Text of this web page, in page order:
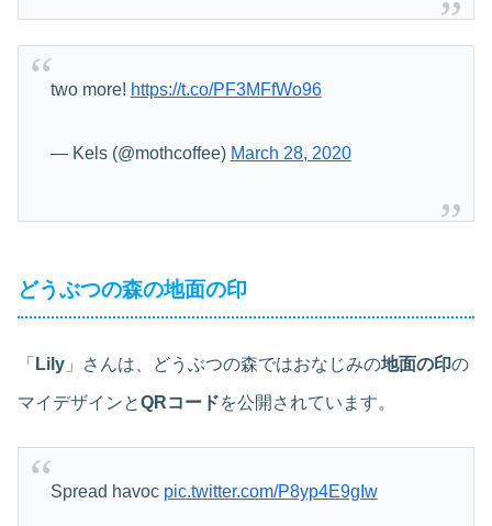
two more! https://t.co/PF3MFfWo96
— Kels (@mothcoffee) March 28, 2020
どうぶつの森の地面の印
「 Lily 」さんは、どうぶつの森ではおなじみの地面の印の
マイデザインとQRコードを公開されています。
Spread havoc pic.twitter.com/P8yp4E9gIw